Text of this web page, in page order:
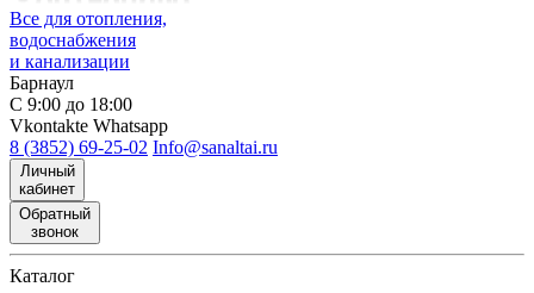
Все для отопления,
водоснабжения
и канализации
Барнаул
С 9:00 до 18:00
Vkontakte Whatsapp
8 (3852) 69-25-02 Info@sanaltai.ru
Личный
кабинет
Обратный
звонок
Каталог